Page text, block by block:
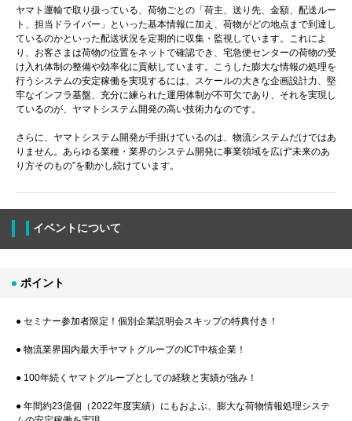
ヤマト運輸で取り扱っている、荷物ごとの「荷主、送り先、金額、配送ルー
ト、担当ドライバー」といった基本情報に加え、荷物がどの地点まで到達し
ているのかといった配送状況を定期的に収集・監視しています。これによ
り、お客さまは荷物の位置をネットで確認でき、宅急便センターの荷物の受
け入れ体制の整備や効率化に貢献しています。こうした膨大な情報の処理を
行うシステムの安定稼働を実現するには、スケールの大きな企画設計力、堅
牢なインフラ基盤、充分に練られた運用体制が不可欠であり、それを実現し
ているのが、ヤマトシステム開発の高い技術力なのです。
さらに、ヤマトシステム開発が手掛けているのは、物流システムだけではあ
りません。あらゆる業種・業界のシステム開発に事業領域を広げ“未来のあ
り方そのもの”を動かし続けています。
イベントについて
ポイント
● セミナー参加者限定！個別企業説明会スキップの特典付き！
● 物流業界国内最大手ヤマトグループのICT中核企業！
● 100年続くヤマトグループとしての経験と実績が強み！
● 年間約23億個（2022年度実績）にもおよぶ、膨大な荷物情報処理システ